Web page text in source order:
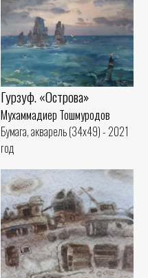
Гурзуф. «Острова»
Мухаммадиер Тошмуродов
Бумага, акварель (34x49) - 2021
год